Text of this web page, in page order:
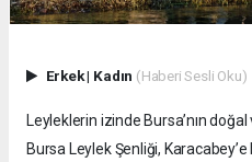
Erkek| Kadın (Haberi Sesli Oku)
Leyleklerin izinde Bursa’nın
Bursa Leylek Şenliği,